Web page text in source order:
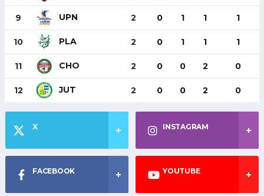
9 UPN 2 0 1 1 1
10 PLA 2 0 1 1 1
11 CHO 2 0 0 2 0
12 JUT 2 0 0 2 0
X INSTAGRAM
FACEBOOK YOUTUBE